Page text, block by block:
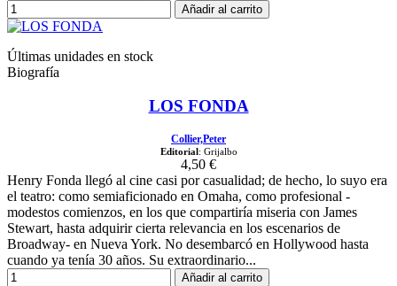
Añadir al carrito
Últimas unidades en stock
Biografía
LOS FONDA
Collier,Peter
Editorial: Grijalbo
4,50 €
Henry Fonda llegó al cine casi por casualidad; de hecho, lo suyo era
el teatro: como semiaficionado en Omaha, como profesional -
modestos comienzos, en los que compartiría miseria con James
Stewart, hasta adquirir cierta relevancia en los escenarios de
Broadway- en Nueva York. No desembarcó en Hollywood hasta
cuando ya tenía 30 años. Su extraordinario...
Añadir al carrito